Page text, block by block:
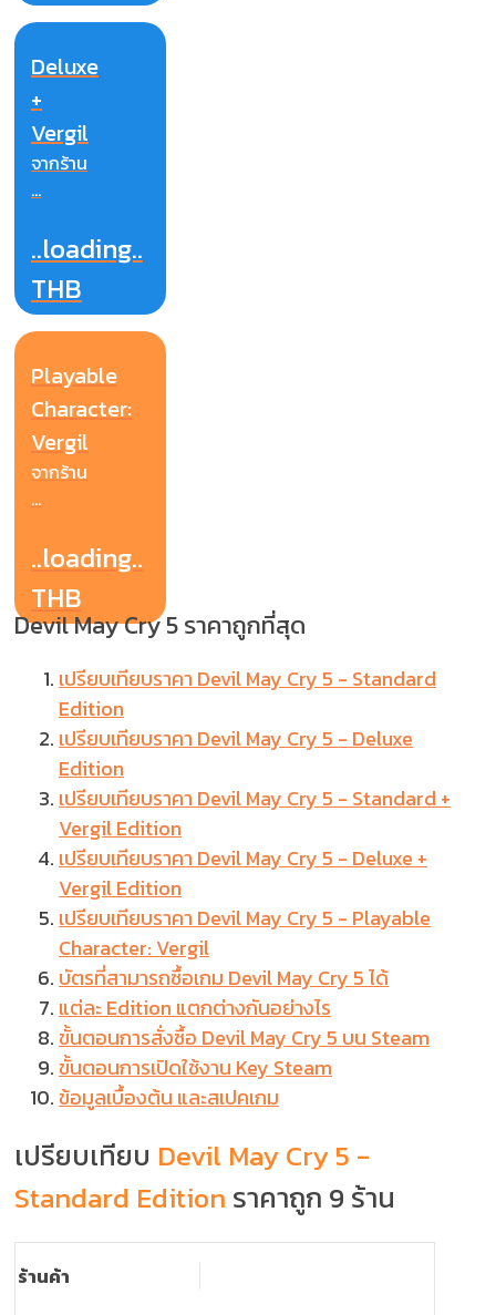
Deluxe
+
Vergil
จากร้าน
...
..loading..
THB
Playable
Character:
Vergil
จากร้าน
...
..loading..
THB
Devil May Cry 5 ราคาถูกที่สุด
เปรียบเทียบราคา Devil May Cry 5 - Standard
Edition
เปรียบเทียบราคา Devil May Cry 5 - Deluxe
Edition
เปรียบเทียบราคา Devil May Cry 5 - Standard +
Vergil Edition
เปรียบเทียบราคา Devil May Cry 5 - Deluxe +
Vergil Edition
เปรียบเทียบราคา Devil May Cry 5 - Playable
Character: Vergil
บัตรที่สามารถซื้อเกม Devil May Cry 5 ได้
แต่ละ Edition แตกต่างกันอย่างไร
ขั้นตอนการสั่งซื้อ Devil May Cry 5 บน Steam
ขั้นตอนการเปิดใช้งาน Key Steam
ข้อมูลเบื้องต้น และสเปคเกม
เปรียบเทียบ Devil May Cry 5 -
Standard Edition ราคาถูก 9 ร้าน
ร้านค้า